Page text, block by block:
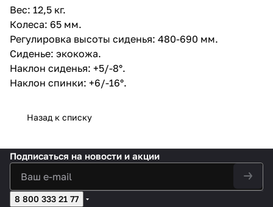
Вес: 12,5 кг.
Колеса: 65 мм.
Регулировка высоты сиденья: 480-690 мм.
Сиденье: экокожа.
Наклон сиденья: +5/-8°.
Наклон спинки: +6/-16°.
Назад к списку
Подписаться на новости и акции
8 800 333 21 77